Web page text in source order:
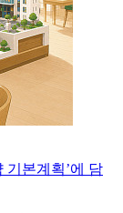
기본계획’에 담